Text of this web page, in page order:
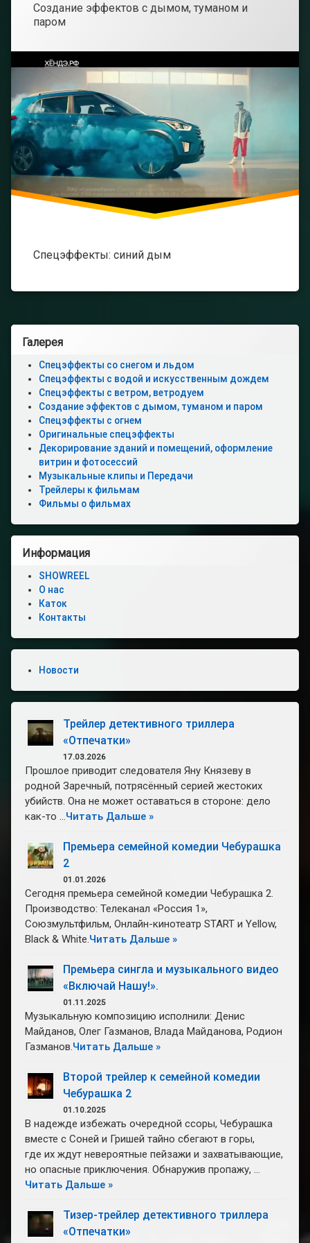
Новости
Продажа
О
нас
Рубрики:
Создание эффектов с дымом, туманом и
паром
Спецэффекты: синий дым
Левая
боковая
панель
Галерея
Спецэффекты со снегом и льдом
Спецэффекты с водой и искусственным дождем
Спецэффекты с ветром, ветродуем
Создание эффектов с дымом, туманом и паром
Спецэффекты с огнем
Оригинальные спецэффекты
Декорирование зданий и помещений, оформление
витрин и фотосессий
Музыкальные клипы и Передачи
Трейлеры к фильмам
Фильмы о фильмах
Информация
SHOWREEL
О нас
Каток
Контакты
Новости
Трейлер детективного триллера
«Отпечатки»
17.03.2026
Прошлое приводит следователя Яну Князеву в
родной Заречный, потрясённый серией жестоких
убийств. Она не может оставаться в стороне: дело
как-то …Читать Дальше »
Премьера семейной комедии Чебурашка
2
01.01.2026
Сегодня премьера семейной комедии Чебурашка 2.
Производство: Телеканал «Россия 1»,
Союзмультфильм, Онлайн-кинотеатр START и Yellow,
Black & White.Читать Дальше »
Премьера сингла и музыкального видео
«Включай Нашу!».
01.11.2025
Музыкальную композицию исполнили: Денис
Майданов, Олег Газманов, Влада Майданова, Родион
Газманов.Читать Дальше »
Второй трейлер к семейной комедии
Чебурашка 2
01.10.2025
В надежде избежать очередной ссоры, Чебурашка
вместе с Соней и Гришей тайно сбегают в горы,
где их ждут невероятные пейзажи и захватывающие,
но опасные приключения. Обнаружив пропажу, …
Читать Дальше »
Тизер-трейлер детективного триллера
«Отпечатки»